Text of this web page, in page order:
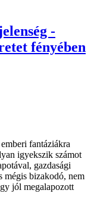
-
fényében
fantáziákra
igyekszik számot
gazdasági
mégis bizakodó, nem
jól megalapozott